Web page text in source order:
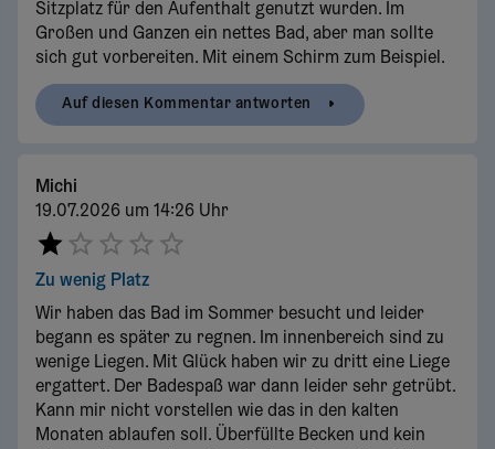
Sitzplatz für den Aufenthalt genutzt wurden. Im
Großen und Ganzen ein nettes Bad, aber man sollte
sich gut vorbereiten. Mit einem Schirm zum Beispiel.
Auf diesen Kommentar antworten
Michi
19.07.2026 um 14:26 Uhr
Zu wenig Platz
Wir haben das Bad im Sommer besucht und leider
begann es später zu regnen. Im innenbereich sind zu
wenige Liegen. Mit Glück haben wir zu dritt eine Liege
ergattert. Der Badespaß war dann leider sehr getrübt.
Kann mir nicht vorstellen wie das in den kalten
Monaten ablaufen soll. Überfüllte Becken und kein